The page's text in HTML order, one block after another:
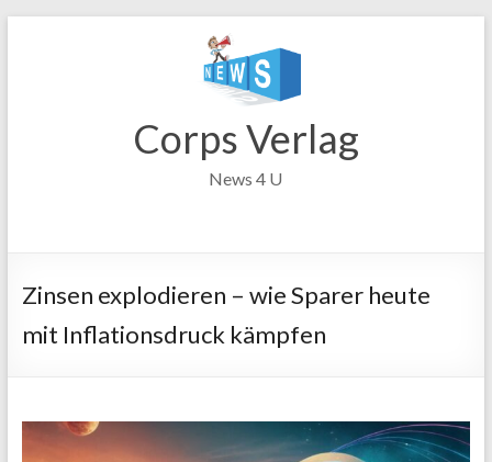
Corps Verlag
News 4 U
Zinsen explodieren – wie Sparer heute
mit Inflationsdruck kämpfen